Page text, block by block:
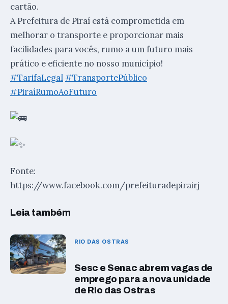
cartão.
A Prefeitura de Piraí está comprometida em
melhorar o transporte e proporcionar mais
facilidades para vocês, rumo a um futuro mais
prático e eficiente no nosso município!
#TarifaLegal#TransportePúblico
#PiraíRumoAoFuturo
Fonte:
https://www.facebook.com/prefeituradepirairj
Leia também
RIO DAS OSTRAS
Sesc e Senac abrem vagas de
emprego para a nova unidade
de Rio das Ostras